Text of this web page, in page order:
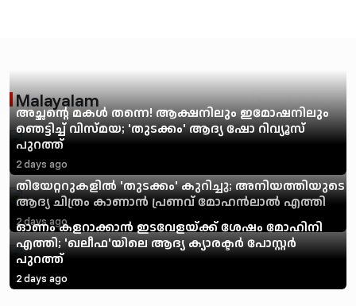
Malayalam More Articles >>
അച്ഛന്റെ മകൾ തന്നെ! ആക്ഷനിലും ഇമോഷനിലും
ഞെട്ടിച്ച് വിസ്മയ; 'തുടക്കം' ആദ്യ ഷോ റിവ്യൂസ്
പുറത്ത്
2 days ago
തിയേറ്ററുകളിൽ 'തുടക്കം' കുറിച്ചു; അനിയത്തിയുടെ
ആദ്യ ചിത്രം കാണാൻ പ്രണവ് മോഹൻലാൽ എത്തി
2 days ago
ഓണം കളറാക്കാൻ ഇടവേളയ്ക്ക് ശേഷം മോഹിനി
എത്തി; 'ഖലീഫ'യിലെ ആദ്യ ക്യാരക്ടർ പോസ്റ്റർ
പുറത്ത്
2 days ago